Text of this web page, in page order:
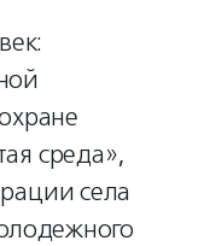
среда»,
села